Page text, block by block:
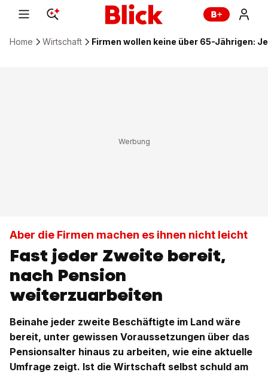
Home Wirtschaft Firmen wollen keine über 65-Jährigen:
Aber die Firmen machen es ihnen nicht leicht
Fast jeder Zweite bereit,
nach Pension
weiterzuarbeiten
Beinahe jeder zweite Beschäftigte im Land wäre
bereit, unter gewissen Voraussetzungen über das
Pensionsalter hinaus zu arbeiten, wie eine aktuelle
Umfrage zeigt. Ist die Wirtschaft selbst schuld am